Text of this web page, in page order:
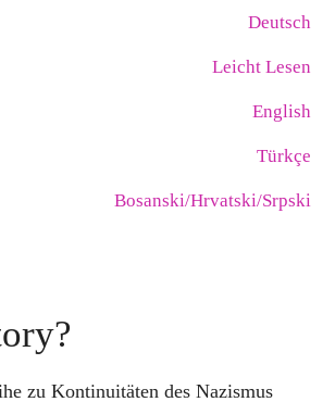
Deutsch
Leicht Lesen
English
Türkçe
Bosanski/Hrvatski/Srpski
zu Kontinuitäten des Nazismus